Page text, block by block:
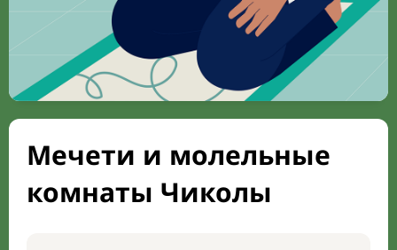
Мечети и молельные
комнаты Чиколы